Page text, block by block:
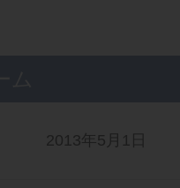
2013年5月1日